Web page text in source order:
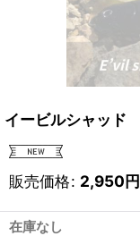
イービルシャッド
販売価格: 2,950円
在庫なし